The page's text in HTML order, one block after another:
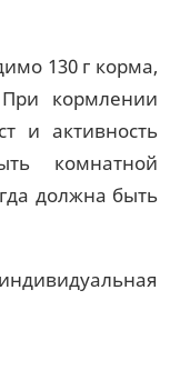
130 г корма,
кормлении
и активность
комнатной
должна быть